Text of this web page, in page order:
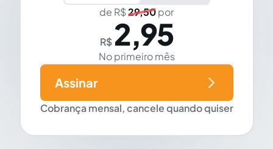
de R$29,50por
R$ 2,95
No primeiro mês
Cobrança mensal, cancele quando quiser
Assinar